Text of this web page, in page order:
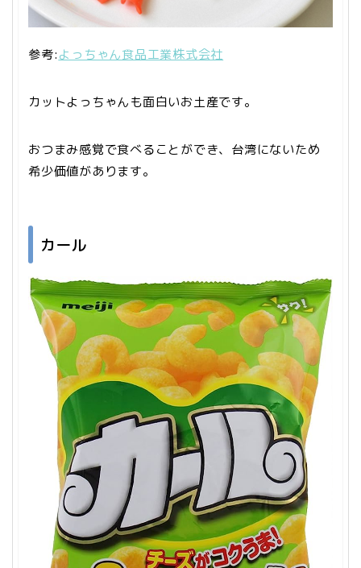
参考:よっちゃん食品工業株式会社
カットよっちゃんも面白いお土産です。
おつまみ感覚で食べることができ、台湾にないため
希少価値があります。
カール